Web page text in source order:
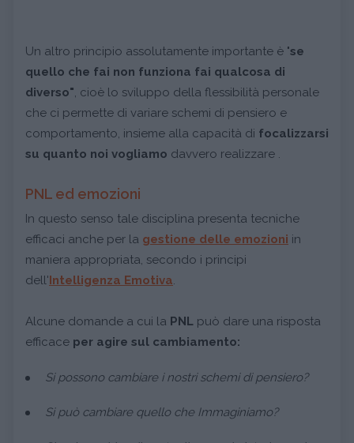
Un altro principio assolutamente importante è "se
quello che fai non funziona fai qualcosa di
diverso", cioè lo sviluppo della flessibilità personale
che ci permette di variare schemi di pensiero e
comportamento, insieme alla capacità di focalizzarsi
su quanto noi vogliamo davvero realizzare .
PNL ed emozioni
In questo senso tale disciplina presenta tecniche
efficaci anche per la gestione delle emozioni in
maniera appropriata, secondo i principi
dell'Intelligenza Emotiva.
Alcune domande a cui la PNL può dare una risposta
efficace per agire sul cambiamento:
Si possono cambiare i nostri schemi di pensiero?
Si può cambiare quello che Immaginiamo?